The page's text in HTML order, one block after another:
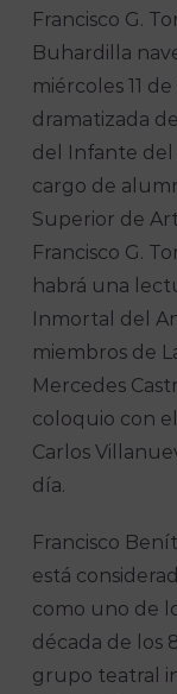
Francisco G.
Buhardilla
miércoles 11
dramatizada
del Infante del
cargo de
Superior de
Francisco G.
habrá una
Inmortal del
miembros de
Mercedes
coloquio con
Carlos
día.
Francisco
está
como uno de
década de los
grupo teatral